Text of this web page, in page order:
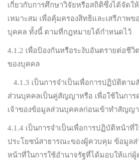
เกี่ยวกับการศึกษาวิจัยหรือสถิติซึ่งได้จัดใ
เหมาะสม เพื่อคุ้มครองสิทธิและเสรีภาพข
บุคคล ทั้งนี้ ตามที่กฎหมายได้กำหนดไว้
4.1.2 เพื่อป้องกันหรือระงับอันตรายต่อชีวิ
ของบุคคล
4.1.3 เป็นการจำเป็นเพื่อการปฏิบัติตา
ส่วนบุคคลเป็นคู่สัญญาหรือ เพื่อใช้ในการ
เจ้าของข้อมูลส่วนบุคคลก่อนเข้าทำสัญญ
4.1.4 เป็นการจำเป็นเพื่อการปฏิบัติหน้าที่
ประโยชน์สาธารณะของผู้ควบคุม ข้อมูล
หน้าที่ในการใช้อำนาจรัฐที่ได้มอบให้แก่